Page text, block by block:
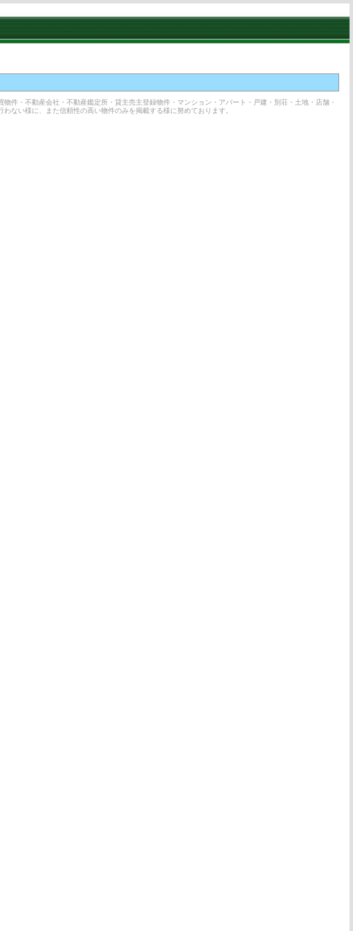
・不動産会社・不動産鑑定所・貸主売主登録物件・マンション・アパート・戸建・別荘・土地・店舗・
ない様に、また信頼性の高い物件のみを掲載する様に努めております。